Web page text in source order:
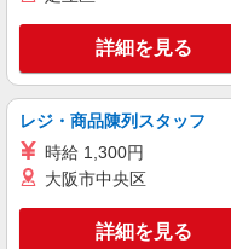
株式会社kotrio /●SD-H-
ービスの
時給
いわ
詳細を見る
レジ・商品陳列スタッフ
時給 1,300円
大阪市中央区
詳細を見る